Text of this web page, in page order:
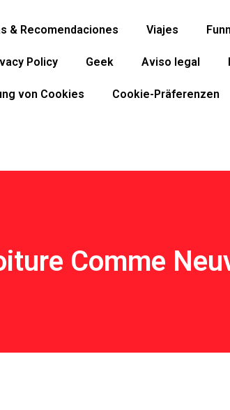
& Recomendaciones Viajes
Policy Geek Aviso legal
von Cookies Cookie-Präferenzen
Comme